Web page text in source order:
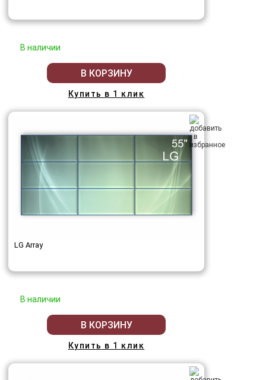
В наличии
В КОРЗИНУ
Купить в 1 клик
LG Array
В наличии
В КОРЗИНУ
Купить в 1 клик